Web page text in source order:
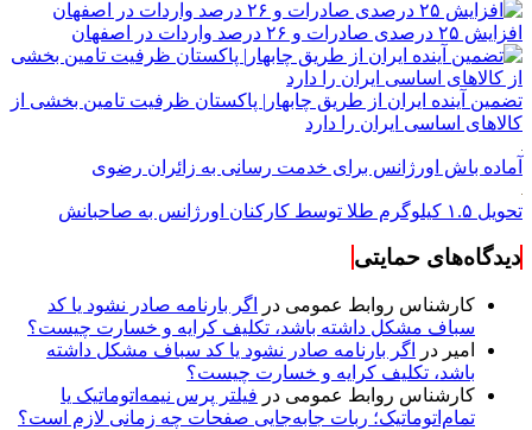
افزایش ۲۵ درصدی صادرات و ۲۶ درصد واردات در اصفهان
تضمین آینده ایران از طریق چابهار| پاکستان ظرفیت تامین بخشی از
کالاهای اساسی ایران را دارد
آماده باش اورژانس برای خدمت رسانی به زائران رضوی
تحویل ۱.۵ کیلوگرم طلا توسط کارکنان اورژانس به صاحبانش
دیدگاه‌های حمایتی
کارشناس روابط عمومی در
اگر بارنامه صادر نشود یا کد
سباف مشکل داشته باشد، تکلیف کرایه و خسارت چیست؟
امیر در
اگر بارنامه صادر نشود یا کد سباف مشکل داشته
باشد، تکلیف کرایه و خسارت چیست؟
کارشناس روابط عمومی در فیلتر پرس نیمه‌اتوماتیک یا
تمام‌اتوماتیک؛ ربات جابه‌جایی صفحات چه زمانی لازم است؟